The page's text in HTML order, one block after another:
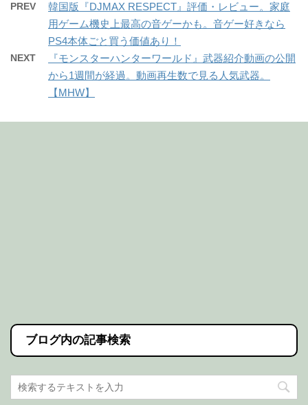
PREV
韓国版『DJMAX RESPECT』評価・レビュー。家庭
用ゲーム機史上最高の音ゲーかも。音ゲー好きなら
PS4本体ごと買う価値あり！
NEXT
『モンスターハンターワールド』武器紹介動画の公開
から1週間が経過。動画再生数で見る人気武器。
【MHW】
ブログ内の記事検索